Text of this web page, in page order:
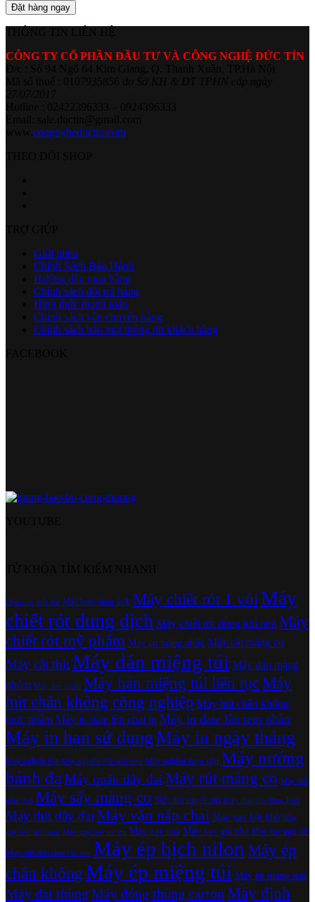
Đặt hàng ngay
CÔNG TY CỔ PHẦN ĐẦU TƯ VÀ CÔNG NGHỆ ĐỨC TÍN
congngheductin.com
Giới thiệu
Chính Sách Bảo Hành
Hướng dẫn mua hàng
Chính sách đổi trả hàng
Hình thức thanh toán
Chính sách vận chuyển hàng
Chính sách bảo mật thông tin khách hàng
Dụng cụ xiết đai Máy bơm dung dịch Máy chiết rót 1 vòiMáy
chiết rót dung dịch Máy chiết rót dùng khí nén Máy
chiết rót mỹ phẩm Máy co màng nhiệt Máy cắt màng co
Máy cắt thịtMáy dán miệng túi Máy dán màng
nhôm Máy dán nhãn Máy hàn miệng túi liên tụcMáy
hút chân không công nghiệp Máy hút chân không
thực phẩm Máy in date lên chai lọ Máy in date lên tem nhãn
Máy in hạn sử dụngMáy in ngày tháng
Máy nghiền bột Máy nghiền bột siêu mịn Máy nghiền dược liệu Máy nướng
bánh đa Máy quấn dây đai Máy rút màng co Máy siết
nắp chai Máy sấy màng co Máy thái rau củ quả Máy thái thịt đông lạnh
Máy thít dây đai Máy vặn nắp chai Máy xay bột khô Máy
xay bột siêu mịn Máy xay bột trẻ em Máy xay cua Máy xay giò chả Máy xay ngũ cốc
Máy xiết nắp chai vắc xin Máy ép bịch nilon Máy ép
chân không Máy ép miệng túi Máy ép màng seal
Máy đai thùng Máy đóng thùng carton Máy định